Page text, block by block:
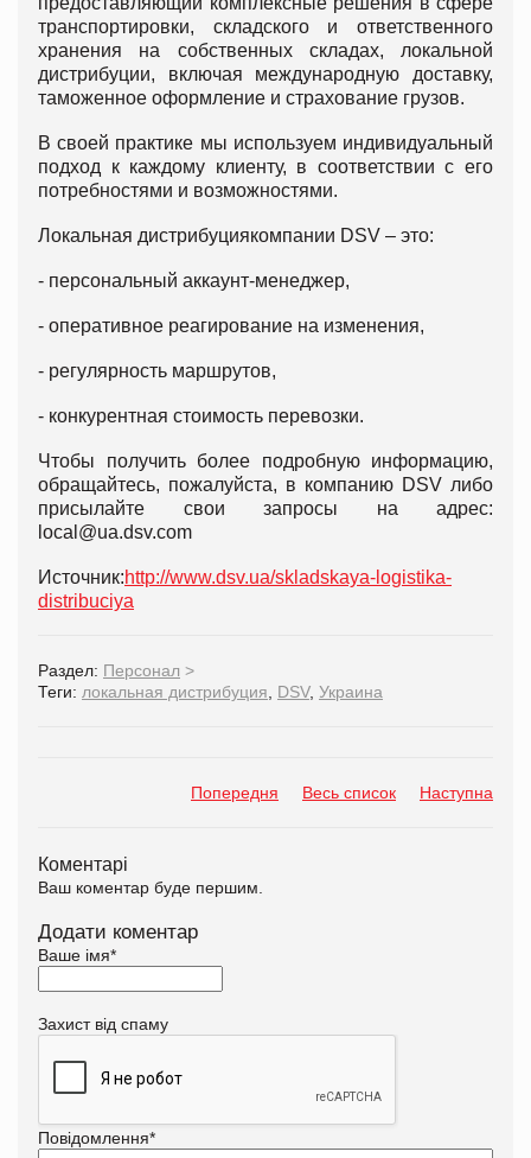
транспортировки, складского и ответственного
хранения на собственных складах, локальной
дистрибуции, включая международную доставку,
таможенное оформление и страхование грузов.
В своей практике мы используем индивидуальный
подход к каждому клиенту, в соответствии с его
потребностями и возможностями.
Локальная дистрибуциякомпании DSV – это:
- персональный аккаунт-менеджер,
- оперативное реагирование на изменения,
- регулярность маршрутов,
- конкурентная стоимость перевозки.
Чтобы получить более подробную информацию,
обращайтесь, пожалуйста, в компанию DSV либо
присылайте свои запросы на адрес:
local@ua.dsv.com
Источник:http://www.dsv.ua/skladskaya-logistika-
distribuciya
Раздел: Персонал >
Теги: локальная дистрибуция DSV, Украина
Попередня Весь список Наступна
Коментарі
Ваш коментар буде першим.
Додати коментар
Ваше імя*
Захист від спаму
Повідомлення*